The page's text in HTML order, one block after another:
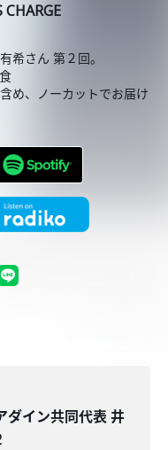
希さん 第２回。
め、ノーカットでお届け
ダイン共同代表 井